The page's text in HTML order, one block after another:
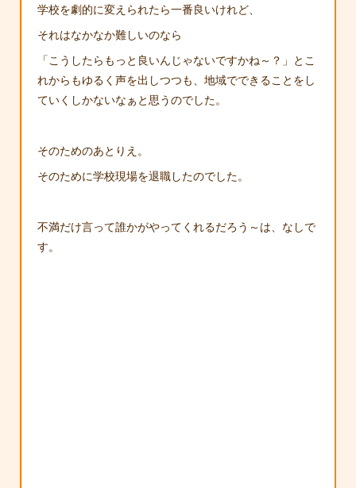
学校を劇的に変えられたら一番良いけれど、
それはなかなか難しいのなら
「こうしたらもっと良いんじゃないですかね～？」とこ
れからもゆるく声を出しつつも、地域でできることをし
ていくしかないなぁと思うのでした。
そのためのあとりえ。
そのために学校現場を退職したのでした。
不満だけ言って誰かがやってくれるだろう～は、なしで
す。